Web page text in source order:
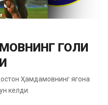
ГОЛИ
Ҳамдамовнинг ягона
келди.